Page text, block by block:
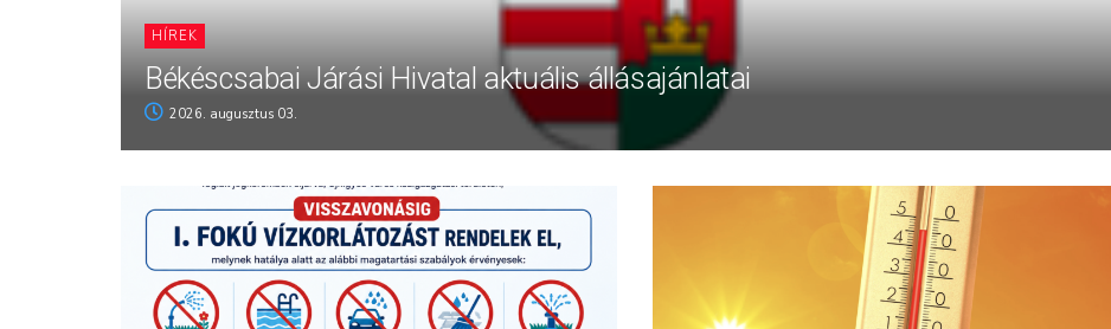
HÍREK
Békéscsabai Járási Hivatal aktuális állásajánlatai
2026. augusztus 03.